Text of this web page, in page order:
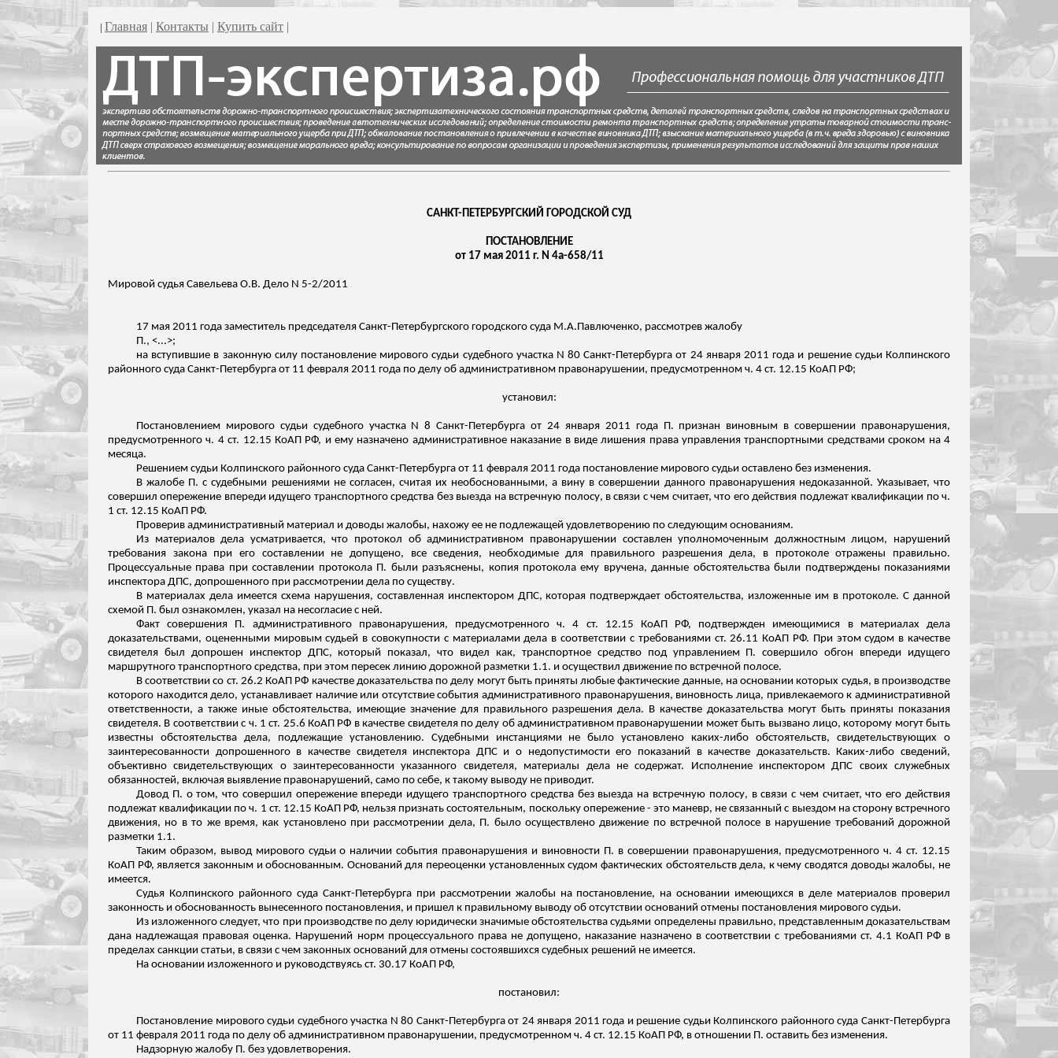
| Главная | Контакты | Купить сайт |
САНКТ-ПЕТЕРБУРГСКИЙ ГОРОДСКОЙ СУД
ПОСТАНОВЛЕНИЕ
от 17 мая 2011 г. N 4а-658/11
Мировой судья Савельева О.В. Дело N 5-2/2011
17 мая 2011 года заместитель председателя Санкт-Петербургского городского суда М.А.Павлюченко, рассмотрев жалобу
П., <...>;
на вступившие в законную силу постановление мирового судьи судебного участка N 80 Санкт-Петербурга от 24 января 2011 года и решение судьи Колпинского
районного суда Санкт-Петербурга от 11 февраля 2011 года по делу об административном правонарушении, предусмотренном ч. 4 ст. 12.15 КоАП РФ;
установил:
Постановлением мирового судьи судебного участка N 8 Санкт-Петербурга от 24 января 2011 года П. признан виновным в совершении правонарушения,
предусмотренного ч. 4 ст. 12.15 КоАП РФ, и ему назначено административное наказание в виде лишения права управления транспортными средствами сроком на 4
месяца.
Решением судьи Колпинского районного суда Санкт-Петербурга от 11 февраля 2011 года постановление мирового судьи оставлено без изменения.
В жалобе П. с судебными решениями не согласен, считая их необоснованными, а вину в совершении данного правонарушения недоказанной. Указывает, что
совершил опережение впереди идущего транспортного средства без выезда на встречную полосу, всвязи с чем считает, что его действия подлежат квалификации по ч.
1 ст. 12.15 КоАП РФ.
Проверив административный материал и доводы жалобы, нахожу ее не подлежащей удовлетворению по следующим основаниям.
Из материалов дела усматривается, что протокол об административном правонарушении составлен уполномоченным должностным лицом, нарушений
требования закона при его составлении не допущено, все сведения, необходимые для правильного разрешения дела, в протоколе отражены правильно.
Процессуальные права при составлении протокола П. были разъяснены, копия протокола ему вручена, данные обстоятельства были подтверждены показаниями
инспектора ДПС, допрошенного при рассмотрении дела по существу.
В материалах дела имеется схема нарушения, составленная инспектором ДПС, которая подтверждает обстоятельства, изложенные им в протоколе. С данной
схемой П. был ознакомлен, указал на несогласие с ней.
Факт совершения П. административного правонарушения, предусмотренного ч. 4 ст. 12.15 КоАП РФ, подтвержден имеющимися в материалах дела
доказательствами, оцененными мировым судьей в совокупности с материалами дела в соответствии с требованиями ст. 26.11 КоАП РФ. При этом судом в качестве
свидетеля был допрошен инспектор ДПС, который показал, что видел как, транспортное средство под управлением П. совершило обгон впереди идущего
маршрутного транспортного средства, при этом пересек линию дорожной разметки 1.1. и осуществил движение по встречной полосе.
В соответствии со ст. 26.2 КоАП РФ качестве доказательства по делу могут быть приняты любые фактические данные, на основании которых судья, в производстве
которого находится дело, устанавливает наличие или отсутствие события административного правонарушения, виновность лица, привлекаемого к административной
ответственности, а также иные обстоятельства, имеющие значение для правильного разрешения дела. В качестве доказательства могут быть приняты показания
свидетеля. В соответствии с ч. 1 ст. 25.6 КоАП РФ в качестве свидетеля по делу об административном правонарушении может быть вызвано лицо, которому могут быть
известны обстоятельства дела, подлежащие установлению. Судебными инстанциями не было установлено каких-либо обстоятельств, свидетельствующих о
заинтересованности допрошенного в качестве свидетеля инспектора ДПС и о недопустимости его показаний в качестве доказательств. Каких-либо сведений,
объективно свидетельствующих о заинтересованности указанного свидетеля, материалы дела не содержат. Исполнение инспектором ДПС своих служебных
обязанностей, включая выявление правонарушений, само по себе, к такому выводу не приводит.
Довод П. о том, что совершил опережение впереди идущего транспортного средства без выезда на встречную полосу, в связи с чем считает, что его действия
подлежат квалификации по ч. 1 ст. 12.15 КоАП РФ, нельзя признать состоятельным, поскольку опережение - это маневр, не связанный с выездом на сторону встречного
движения, но в то же время, как установлено при рассмотрении дела, П. былоосуществлено движение по встречной полосе в нарушение требований дорожной
разметки 1.1.
Таким образом, вывод мирового судьи о наличии события правонарушения и виновности П. в совершении правонарушения, предусмотренного ч. 4 ст. 12.15
КоАП РФ, является законным и обоснованным. Оснований для переоценки установленных судом фактических обстоятельств дела, к чему сводятся доводы жалобы, не
имеется.
Судья Колпинскогорайонного суда Санкт-Петербурга при рассмотрении жалобы на постановление, на основании имеющихся в деле материалов проверил
законность и обоснованность вынесенного постановления, и пришел к правильному выводу об отсутствии оснований отмены постановления мирового судьи.
Из изложенного следует, что при производстве по делу юридически значимые обстоятельства судьями определены правильно, представленным доказательствам
дана надлежащая правовая оценка. Нарушений норм процессуального права не допущено, наказание назначено в соответствии с требованиями ст. 4.1 КоАП РФ в
пределах санкции статьи, в связи с чем законных оснований для отмены состоявшихся судебных решений не имеется.
На основании изложенного и руководствуясь ст. 30.17 КоАП РФ,
постановил:
Постановление мирового судьи судебного участка N 80 Санкт-Петербурга от 24 января 2011 года и решение судьи Колпинского районного суда Санкт-Петербурга
от 11 февраля 2011 года по делу об административном правонарушении, предусмотренном ч. 4 ст. 12.15 КоАП РФ, в отношении П. оставить без изменения.
Надзорную жалобу П. без удовлетворения.